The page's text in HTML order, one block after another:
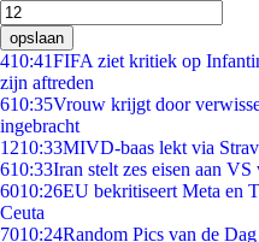
opslaan
410:41FIFA ziet kritiek op
zijn aftreden
610:35Vrouw krijgt door
ingebracht
1210:33MIVD-baas lekt via
610:33Iran stelt zes eisen aan
6010:26EU bekritiseert Meta en
Ceuta
7010:24Random Pics van de